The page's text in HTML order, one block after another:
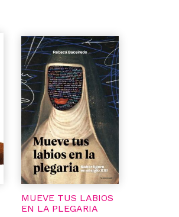
MUEVE TUS LABIOS
EN LA PLEGARIA